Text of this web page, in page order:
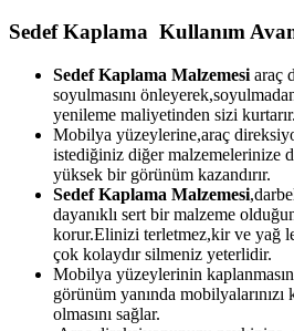
Sedef Kaplama Kullanım
Sedef Kaplama Malzemesi araç
soyulmasını
yenileme maliyetinden sizi kurtarır.
Mobilya yüzeylerine,araç
istediğiniz diğer malzemelerinize
yüksek bir görünüm kazandırır.
Sedef Kaplama Malzemesi
dayanıklı sert bir malzeme
korur.Elinizi terletmez,kir ve yağ
çok kolaydır silmeniz yeterlidir.
Mobilya yüzeylerinin
görünüm yanında
olmasını sağlar.